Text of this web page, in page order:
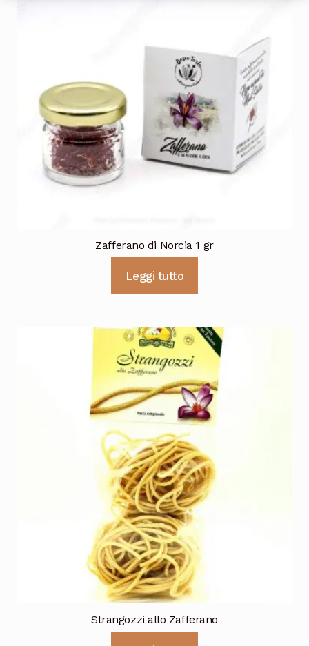
Zafferano di Norcia 1 gr
Leggi tutto
Strangozzi allo Zafferano